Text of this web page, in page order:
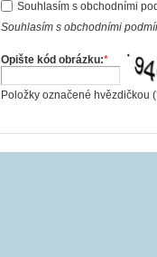
Souhlasím s obchodními
Souhlasím s obchodními
Opište kód obrázku:*
Položky označené hvězdičkou (